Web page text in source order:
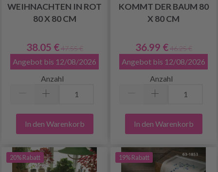
WEIHNACHTEN IN ROT
80 X 80 CM
38.05 € 47.55 €
Angebot bis 12/08/2026
Anzahl
In den Warenkorb
KOMMT DER BAUM 80
X 80 CM
36.99 € 46.25 €
Angebot bis 12/08/2026
Anzahl
In den Warenkorb
20% Rabatt 19% Rabatt